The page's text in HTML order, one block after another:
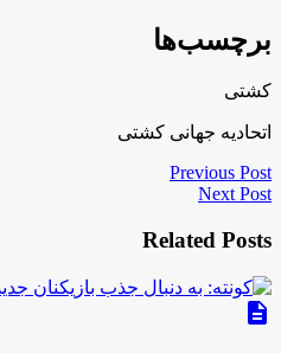
برچسب‌ها
کشتی
اتحادیه جهانی کشتی
Previous Post
Next Post
Related Posts
description